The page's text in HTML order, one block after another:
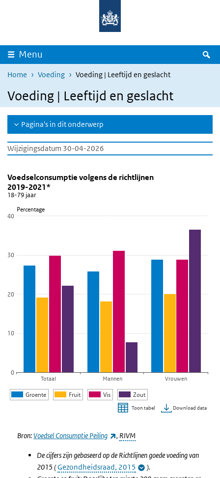
Overslaan en naar de inhoud gaan
Menu
Home Voeding Voeding | Leeftijd en geslacht
Voeding | Leeftijd en geslacht
Pagina's in dit onderwerp
Wijzigingsdatum 30-04-2026
Voedselconsumptie volgens de richtlijnen
Sla de grafiek 'Voedselconsumptie volgens de richtlijnen 2019-
Voedselconsumptie volgens de richtlijnen 2019-
Staaf grafiek met 4 reeksen.
18-79 jaar
Bekijk als data tabel.
Percentage
Voedselconsumptie volgens de richtlijnen
2019-2021*
18-79 jaar
Groente Fruit Vis Zout
0
10
20
30
40
Totaal Mannen Vrouwen
Toon tabel Download data
Bron:Voedsel Consumptie Peiling (externe link)
, RIVM
De cijfers zijn gebaseerd op de Richtlijnen goede voeding van
2015 (Gezondheidsraad, 2015
).